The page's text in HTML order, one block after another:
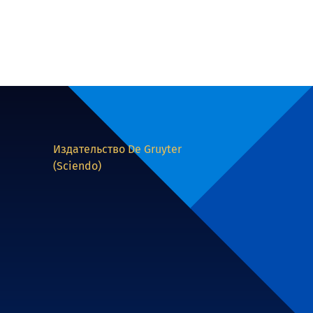
Издательство De Gruyter
(Sciendo)